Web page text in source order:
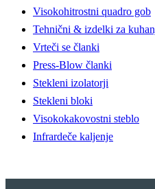
Visokohitrostni quadro gob
Tehnični & izdelki za
Vrteči se članki
Press-Blow članki
Stekleni izolatorji
Stekleni bloki
Visokokakovostni steblo
Infrardeče kaljenje